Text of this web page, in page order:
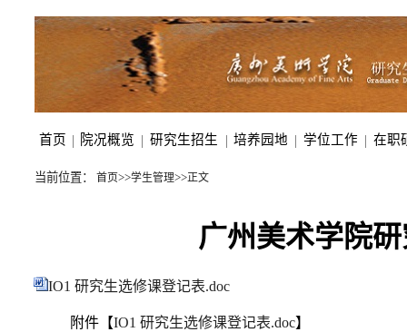
首页 | 院况概览 | 研究生招生 | 培养园地 | 学位工作 | 在职
当前位置： 首页>>学生管理>>正文
广州美术学院
IO1 研究生选修课登记表.doc
附件【IO1 研究生选修课登记表.doc】